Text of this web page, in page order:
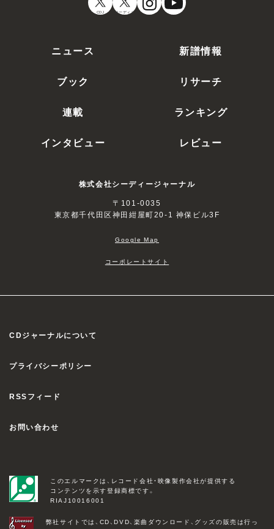
CDJ オーディオ
ニュース 新譜情報
ブック リサーチ
連載 ランキング
インタビュー レビュー
株式会社シーディージャーナル
〒101-0035
東京都千代田区神田紺屋町20-1 神保ビル3F
Google Map
コーポレートサイト
CDジャーナルについて
プライバシーポリシー
RSSフィード
お問い合わせ
このエルマークは、レコード会社・映像製作会社が提供する
コンテンツを示す登録商標です。
RIAJ10016001
弊社サイトでは、CD、DVD、楽曲ダウンロード、グッズの販売は行っ